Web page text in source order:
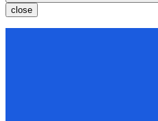
close